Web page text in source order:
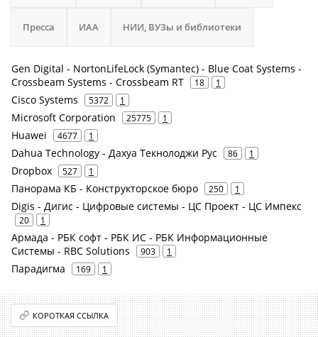
Пресса ИАА НИИ, ВУЗы и библиотеки
Gen Digital - NortonLifeLock (Symantec) - Blue Coat Systems -
Crossbeam Systems - Crossbeam RT
18 1
Cisco Systems 5372 1
Microsoft Corporation 25775 1
Huawei 4677 1
Dahua Technology - Дахуа Текнолоджи Рус 86 1
Dropbox 527 1
Панорама КБ - Конструкторское бюро 250 1
Digis - Дигис - Цифровые системы - ЦС Проект - ЦС Импекс
20 1
Армада - РБК софт - РБК ИС - РБК Информационные
Системы - RBC Solutions
903 1
Парадигма 169 1
КОРОТКАЯ ССЫЛКА